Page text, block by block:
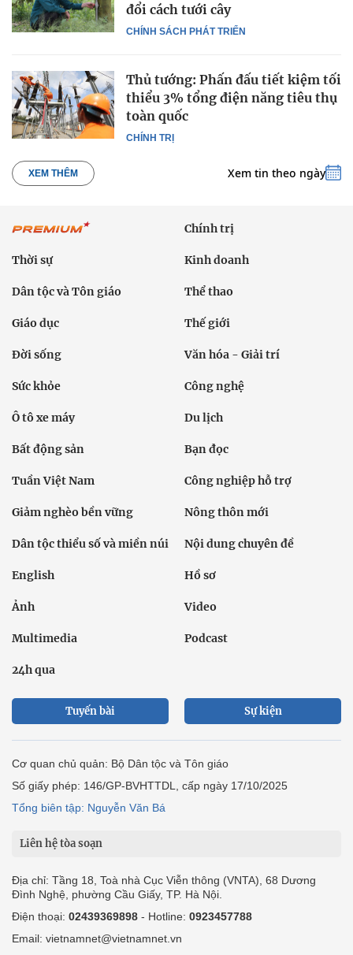
CHÍNH SÁCH PHÁT TRIỂN
đổi cách tưới cây
CHÍNH TRỊ
Thủ tướng: Phấn đấu tiết kiệm tối
thiểu 3% tổng điện năng tiêu thụ
toàn quốc
XEM THÊM Xem tin theo ngày
Chính trị
Thời sự Kinh doanh
Dân tộc và Tôn giáo Thể thao
Giáo dục Thế giới
Đời sống Văn hóa - Giải trí
Sức khỏe Công nghệ
Ô tô xe máy Du lịch
Bất động sản Bạn đọc
Tuần Việt Nam Công nghiệp hỗ trợ
Giảm nghèo bền vững Nông thôn mới
Dân tộc thiểu số và miền núi Nội dung chuyên đề
English Hồ sơ
Ảnh Video
Multimedia Podcast
24h qua
Tuyến bài Sự kiện
Cơ quan chủ quản: Bộ Dân tộc và Tôn giáo
Số giấy phép: 146/GP-BVHTTDL, cấp ngày 17/10/2025
Tổng biên tập: Nguyễn Văn Bá
Liên hệ tòa soạn
Địa chỉ: Tầng 18, Toà nhà Cục Viễn thông (VNTA), 68 Dương
Đình Nghệ, phường Cầu Giấy, TP. Hà Nội.
Điện thoại: 02439369898 - Hotline: 0923457788
Email: vietnamnet@vietnamnet.vn